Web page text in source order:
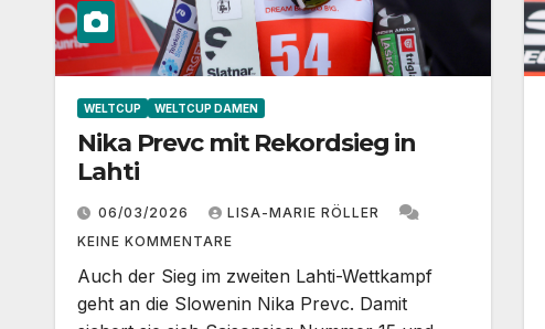
WELTCUP WELTCUP DAMEN
Nika Prevc mit Rekordsieg in
Lahti
06/03/2026
LISA-MARIE RÖLLER
KEINE KOMMENTARE
Auch der Sieg im zweiten Lahti-Wettkampf
geht an die Slowenin Nika Prevc. Damit